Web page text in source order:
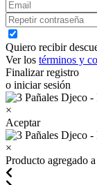
Quiero recibir
Ver los términos y
Finalizar registro
o iniciar sesión
×
Aceptar
×
Producto agregado